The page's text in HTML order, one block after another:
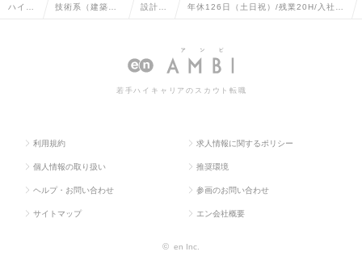
ハイク 技術系（建築・ 設計
備）の
年休126日（土日祝）/残業20H/入社当
設備設計職（機械）の求人情報
若手ハイキャリアのスカウト転職
利用規約 求人情報に関するポリシー
個人情報の取り扱い 推奨環境
ヘルプ・お問い合わせ 参画のお問い合わせ
サイトマップ エン会社概要
© en Inc.